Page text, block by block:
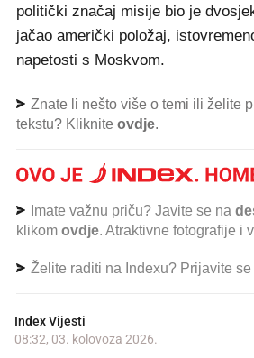
politički značaj misije bio je
jačao američki položaj,
napetosti s Moskvom.
Znate li nešto više o temi ili želite
tekstu? Kliknite ovdje.
Imate važnu priču? Javite se na
klikom ovdje. Atraktivne fotografije i
Želite raditi na Indexu? Prijavite se
Index Vijesti
08:32, 03. kolovoza 2026.